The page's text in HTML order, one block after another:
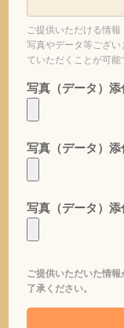
ご提供いただける情
写真やデータ等ござ
ていただくことが可
写真（データ）添
写真（データ）添
写真（データ）添
ご提供いただいた情
了承ください。